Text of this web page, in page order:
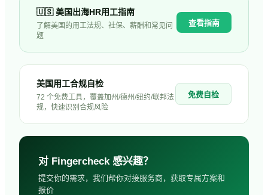
🇺🇸 美国出海HR用工指南
了解美国 的用工法规、社保、薪酬和常见问
题
查看指南
美国用工合规自检
72 个免费工具，覆盖加州/德州/纽约/联邦法
规，快速识别合规风险
免费自检
对 Fingercheck感兴趣？
提交你的需求，我们帮你对接服务商，获取专属方案和
报价